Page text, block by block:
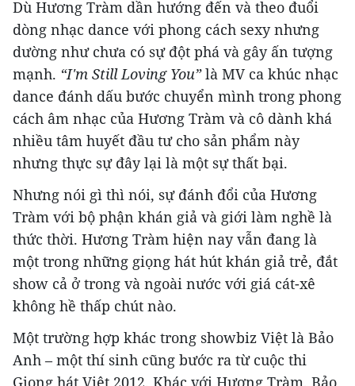
Dù Hương Tràm dần hướng đến và theo đuổi
dòng nhạc dance với phong cách sexy nhưng
dường như chưa có sự đột phá và gây ấn tượng
mạnh. “I'm Still Loving You”là MV ca khúc nhạc
dance đánh dấu bước chuyển mình trong phong
cách âm nhạc của Hương Tràm và cô dành khá
nhiều tâm huyết đầu tư cho sản phẩm này
nhưng thực sự đây lại là một sự thất bại.
Nhưng nói gì thì nói, sự đánh đổi của Hương
Tràm với bộ phận khán giả và giới làm nghề là
thức thời. Hương Tràm hiện nay vẫn đang là
một trong những giọng hát hút khán giả trẻ, đắt
show cả ở trong và ngoài nước với giá cát-xê
không hề thấp chút nào.
Một trường hợp khác trong showbiz Việt là Bảo
Anh – một thí sinh cũng bước ra từ cuộc thi
Giọng hát Việt 2012. Khác với Hương Tràm, Bảo